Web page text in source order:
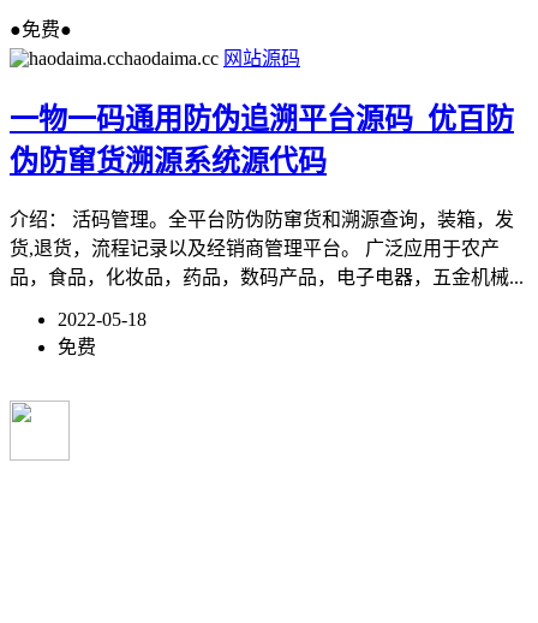
●免费●
haodaima.cc 网站源码
一物一码通用防伪追溯平台源码_优百防
伪防窜货溯源系统源代码
介绍： 活码管理。全平台防伪防窜货和溯源查询，装箱，发
货,退货，流程记录以及经销商管理平台。 广泛应用于农产
品，食品，化妆品，药品，数码产品，电子电器，五金机械...
2022-05-18
免费